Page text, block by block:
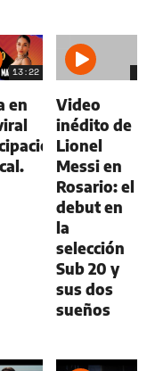
13:22
en
Video
inédito de
Lionel
Messi en
Rosario: el
debut en
la
selección
Sub 20 y
sus dos
sueños